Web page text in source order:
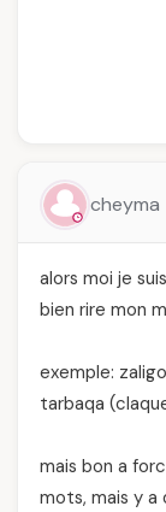
cheyma
alors moi je
bien rire mon
exemple:
tarbaqa
mais bon a
mots, mais y a